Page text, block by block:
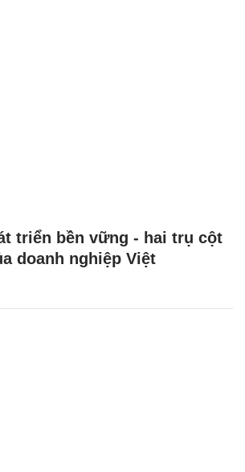
triển bền vững - hai trụ cột
doanh nghiệp Việt